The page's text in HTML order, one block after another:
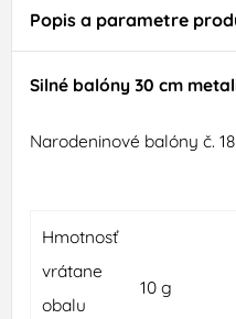
Popis a parametre
Silné balóny 30 cm
Narodeninové balóny č.
Hmotnosť
vrátane
obalu
10 g